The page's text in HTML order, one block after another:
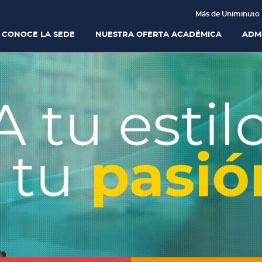
Más de Uniminuto
CONOCE LA SEDE NUESTRA OFERTA ACADÉMICA